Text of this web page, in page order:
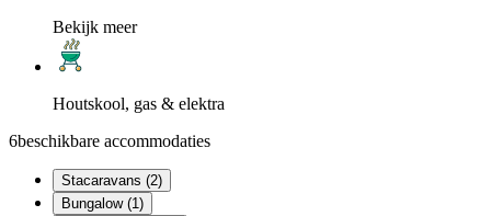
Bekijk meer
Houtskool, gas & elektra
6beschikbare accommodaties
Stacaravans (2)
Bungalow (1)